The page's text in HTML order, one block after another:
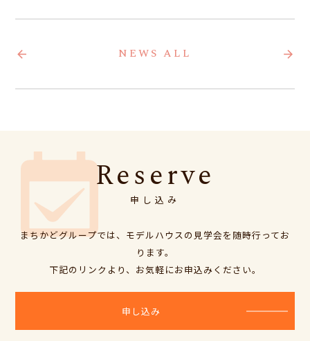
プライバシーポリシー
TOP コンセプト
まちかど工務店
まちかどギャラリー 太陽ワークス
まちかどスタジオ 太陽キューヴ add
arrow_back NEWS ALL arrow_forward
Reserve
申し込み
まちかどグループでは、モデルハウスの見学会を随時行ってお
ります。
下記のリンクより、お気軽にお申込みください。
申し込み